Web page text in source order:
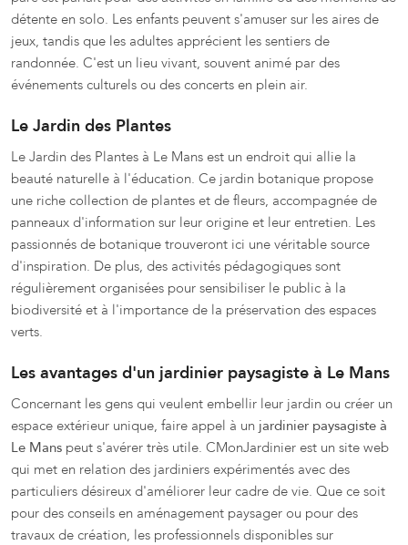
détente en solo. Les enfants peuvent s'amuser sur les aires de
jeux, tandis que les adultes apprécient les sentiers de
randonnée. C'est un lieu vivant, souvent animé par des
événements culturels ou des concerts en plein air.
Le Jardin des Plantes
Le Jardin des Plantes à Le Mans est un endroit qui allie la
beauté naturelle à l'éducation. Ce jardin botanique propose
une riche collection de plantes et de fleurs, accompagnée de
panneaux d'information sur leur origine et leur entretien. Les
passionnés de botanique trouveront ici une véritable source
d'inspiration. De plus, des activités pédagogiques sont
régulièrement organisées pour sensibiliser le public à la
biodiversité et à l'importance de la préservation des espaces
verts.
Les avantages d'un jardinier paysagiste à Le Mans
Concernant les gens qui veulent embellir leur jardin ou créer un
espace extérieur unique, faire appel à un jardinier paysagiste à
Le Mans peut s'avérer très utile. CMonJardinier est un site web
qui met en relation des jardiniers expérimentés avec des
particuliers désireux d'améliorer leur cadre de vie. Que ce soit
pour des conseils en aménagement paysager ou pour des
travaux de création, les professionnels disponibles sur